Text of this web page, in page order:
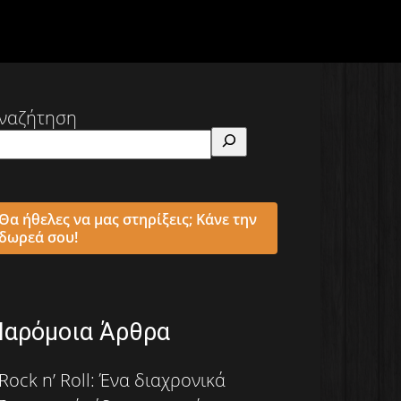
ήθελες να μας στηρίξεις; Κάνε την
σου!
Άρθρα
n’ Roll: Ένα διαχρονικά